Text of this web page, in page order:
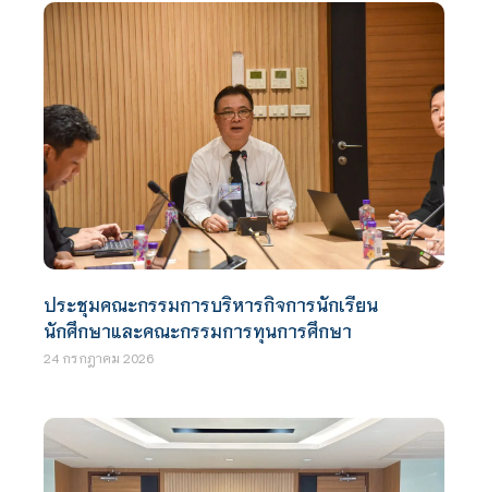
ประชุมคณะกรรมการบริหารกิจการนักเรียน
นักศึกษาและคณะกรรมการทุนการศึกษา
24 กรกฎาคม 2026